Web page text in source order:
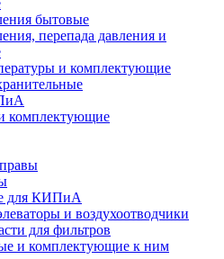
бытовые
перепада давления и
и комплектующие
комплектующие
для КИПиА
и воздухоотводчики
для фильтров
и комплектующие к ним